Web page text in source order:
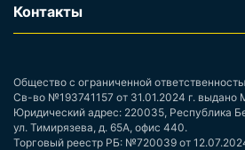
Контакты
Общество с ограниченной
Св-во №193741157 от 31.01.2024 г. выдано
Юридический адрес: 220035, Республика
ул. Тимирязева, д. 65А, офис 440.
Торговый реестр РБ: №720039 от